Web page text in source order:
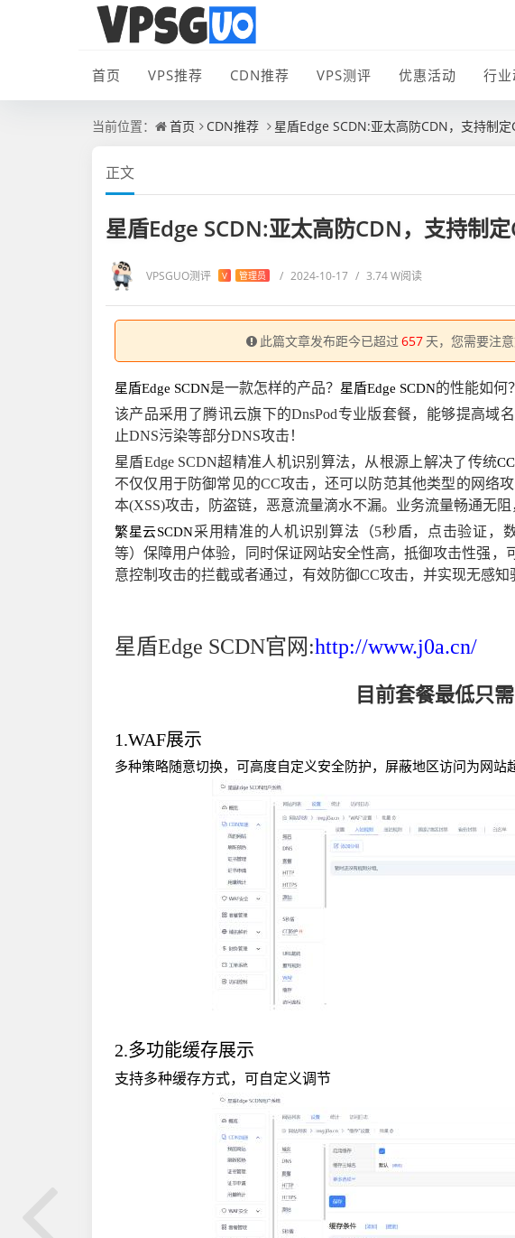
首页 VPS推荐 CDN推荐 VPS测评 优惠活动 行
当前位置： 首页 CDN推荐 星盾Edge SCDN:亚太高防CDN，支持制定
正文
星盾Edge SCDN:亚太高防CDN，支持制
VPSGUO测评 V 管理员 / 2024-10-17 / 3.74 W阅读
此篇文章发布距今已超过 657 天，您需要注
星盾Edge SCDN是一款怎样的产品？ 星盾Edge SCDN的性能如何？
该产品采用了腾讯云旗下的DnsPod专业版套餐，能够提高域
止DNS污染等部分DNS攻击！
星盾Edge SCDN超精准人机识别算法，从根源上解决了传统
不仅仅用于防御常见的CC攻击，还可以防范其他类型的网络
本(XSS)攻击，防盗链，恶意流量滴水不漏。业务流量畅通无阻
繁星云SCDN采用精准的人机识别算法（5秒盾，点击验证，
等）保障用户体验，同时保证网站安全性高，抵御攻击性强
意控制攻击的拦截或者通过，有效防御CC攻击，并实现无感知
星盾Edge SCDN官网:http://www.j0a.cn/
目前套餐最低只
1.WAF展示
多种策略随意切换，可高度自定义安全防护，屏蔽地区访问为网站
2.多功能缓存展示
支持多种缓存方式，可自定义调节